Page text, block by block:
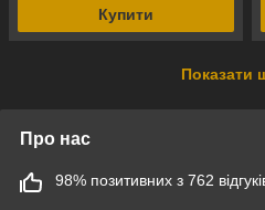
Купити
Показати
Про нас
98% позитивних з 762